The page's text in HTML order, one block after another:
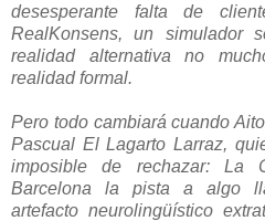
desesperante falta de
RealKonsens, un simulador
realidad alternativa no
realidad formal.
Pero todo cambiará cuando
Pascual El Lagarto Larraz,
imposible de rechazar: La
Barcelona la pista a algo
artefacto neurolingüístico